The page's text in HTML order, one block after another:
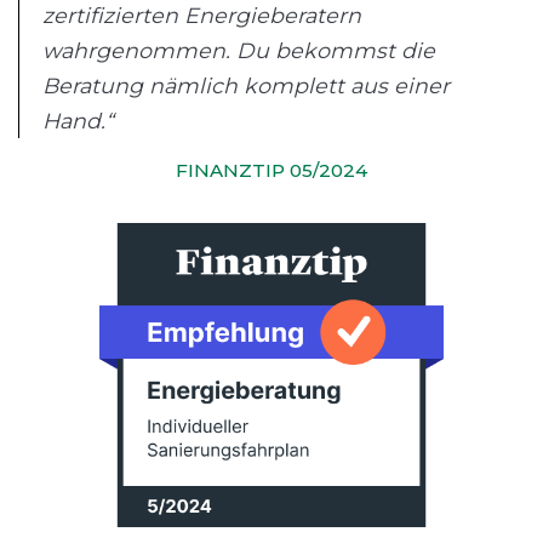
zertifizierten Energieberatern
wahrgenommen. Du bekommst die
Beratung nämlich komplett aus einer
Hand.“
FINANZTIP 05/2024